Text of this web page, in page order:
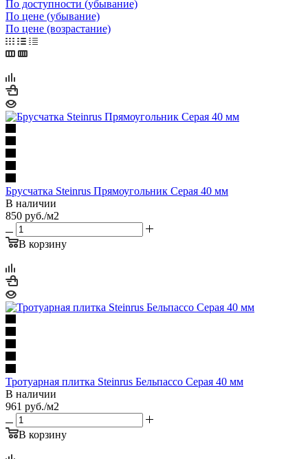
По доступности (убывание)
По цене (убывание)
По цене (возрастание)
Брусчатка Steinrus Прямоугольник Серая 40 мм
В наличии
850 руб./м2
В корзину
Тротуарная плитка Steinrus Бельпассо Серая 40 мм
В наличии
961 руб./м2
В корзину